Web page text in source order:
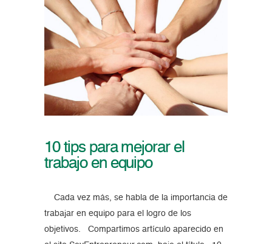
10 tips para mejorar el
trabajo en equipo
Cada vez más, se habla de la importancia de
trabajar en equipo para el logro de los
objetivos. Compartimos artículo aparecido en